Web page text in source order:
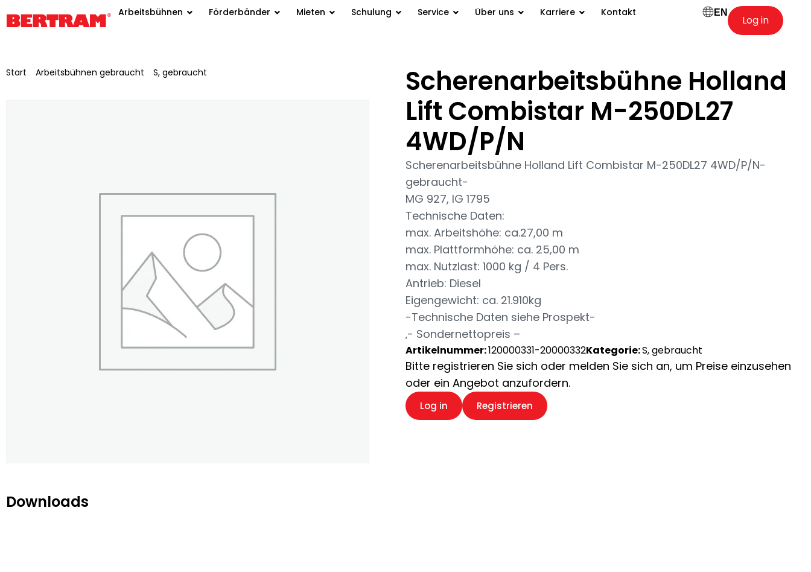
Arbeitsbühnen Förderbänder Mieten Schulung Service Über uns Karriere Kontakt EN
Log in
Start Arbeitsbühnen gebraucht S, gebraucht
Scherenarbeitsbühne Holland
Lift Combistar M-250DL27
4WD/P/N
Scherenarbeitsbühne Holland Lift Combistar M-250DL27 4WD/P/N-
gebraucht-
MG 927, IG 1795
Technische Daten:
max. Arbeitshöhe: ca.27,00 m
max. Plattformhöhe: ca. 25,00 m
max. Nutzlast: 1000 kg / 4 Pers.
Antrieb: Diesel
Eigengewicht: ca. 21.910kg
-Technische Daten siehe Prospekt-
‚- Sondernettopreis –
Artikelnummer:120000331-20000332Kategorie:S, gebraucht
Bitte registrieren Sie sich oder melden Sie sich an, um Preise einzusehen
oder ein Angebot anzufordern.
Log in Registrieren
Downloads